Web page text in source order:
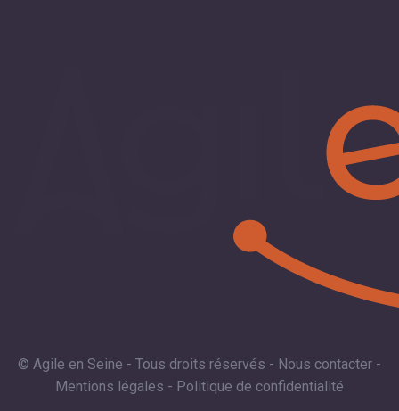
© Agile en Seine - Tous droits réservés - Nous contacter -
Mentions légales - Politique de confidentialité